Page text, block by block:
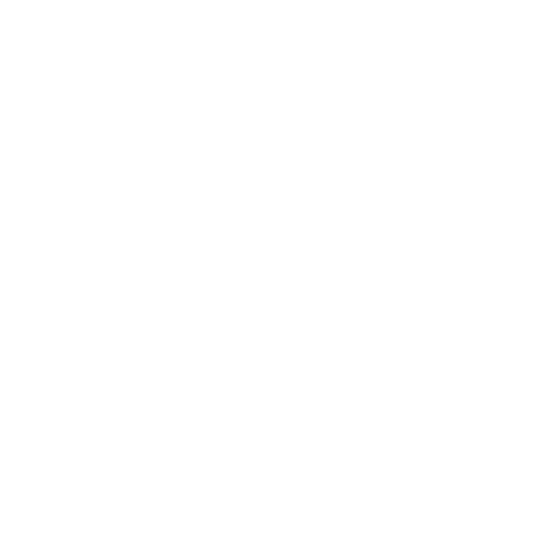
sociedad y mucho más.